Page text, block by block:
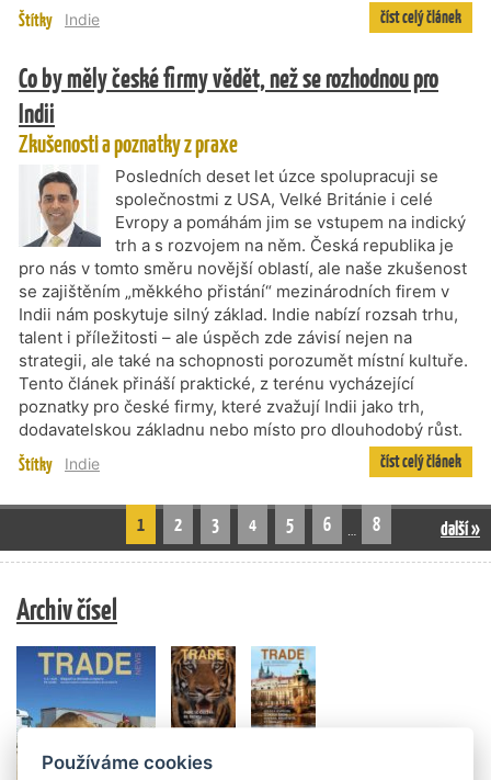
Štítky Indie číst celý článek
Co by měly české firmy vědět, než se rozhodnou pro
Indii
Zkušenosti a poznatky z praxe
Posledních deset let úzce spolupracuji se
společnostmi z USA, Velké Británie i celé
Evropy a pomáhám jim se vstupem na indický
trh a s rozvojem na něm. Česká republika je
pro nás v tomto směru novější oblastí, ale naše zkušenost
se zajištěním „měkkého přistání“ mezinárodních firem v
Indii nám poskytuje silný základ. Indie nabízí rozsah trhu,
talent i příležitosti – ale úspěch zde závisí nejen na
strategii, ale také na schopnosti porozumět místní kultuře.
Tento článek přináší praktické, z terénu vycházející
poznatky pro české firmy, které zvažují Indii jako trh,
dodavatelskou základnu nebo místo pro dlouhodobý růst.
Štítky Indie číst celý článek
1 2 3 4 5 6 … 8 další »
Archiv čísel
Používáme cookies